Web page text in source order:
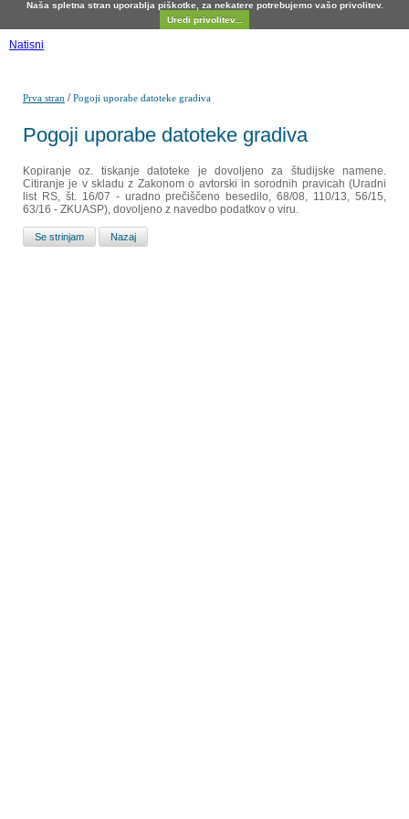
Naša spletna stran uporablja piškotke, za nekatere potrebujemo vašo privolitev.
Uredi privolitev...
Natisni
Prva stran /Pogoji uporabe datoteke gradiva
Pogoji uporabe datoteke gradiva
Kopiranje oz. tiskanje datoteke je dovoljeno za študijske namene.
Citiranje je v skladu z Zakonom o avtorski in sorodnih pravicah (Uradni
list RS, št. 16/07 - uradno prečiščeno besedilo, 68/08, 110/13, 56/15,
63/16 - ZKUASP), dovoljeno z navedbo podatkov o viru.